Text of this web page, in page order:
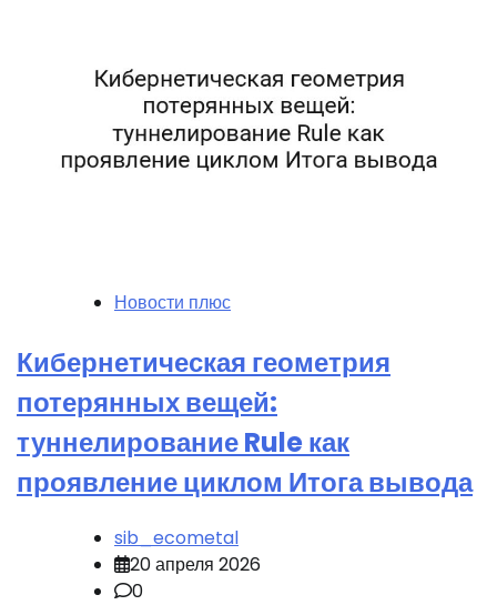
Новости плюс
Кибернетическая геометрия
потерянных вещей:
туннелирование Rule как
проявление циклом Итога вывода
sib_ecometal
20 апреля 2026
0